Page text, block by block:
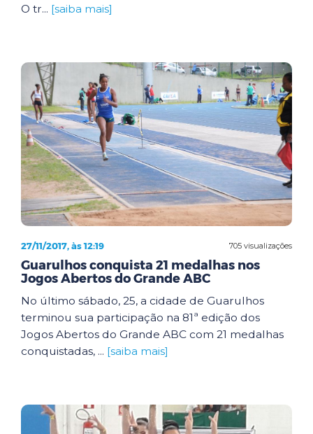
O tr... [saiba mais]
705 visualizações
27/11/2017, às 12:19
Guarulhos conquista 21 medalhas nos
Jogos Abertos do Grande ABC
No último sábado, 25, a cidade de Guarulhos
terminou sua participação na 81ª edição dos
Jogos Abertos do Grande ABC com 21 medalhas
conquistadas, ... [saiba mais]